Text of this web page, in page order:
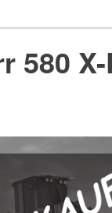
580